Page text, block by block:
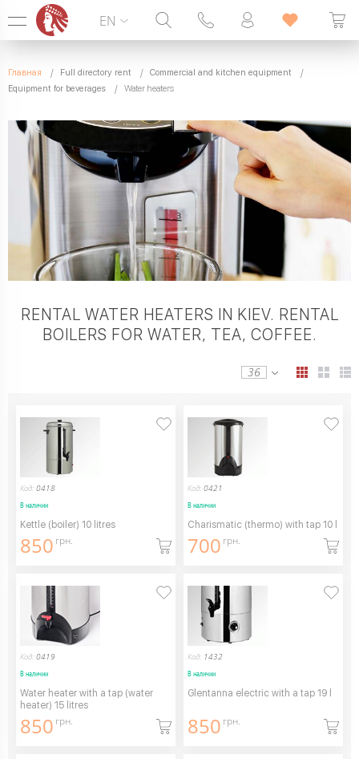
099 338 00 22
SEVEN DAYS A WEEK
EN
Главная Full directory rent
Commercial and kitchen equipment
Equipment for beverages
Water heaters
RENTAL WATER HEATERS IN KIEV. RENTAL
BOILERS FOR WATER, TEA, COFFEE.
36
Код: 0418
В наличии
Kettle (boiler) 10 litres
850 грн.
Код: 0421
В наличии
Charismatic (thermo) with tap 10 l
700 грн.
Код: 0419
В наличии
Water heater with a tap (water
heater) 15 litres
850 грн.
Код: 1432
В наличии
Glentanna electric with a tap 19 l
850 грн.